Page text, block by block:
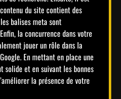
du site contient des
balises meta sont
la concurrence dans votre
jouer un rôle dans la
En mettant en place une
solide et en suivant les bonnes
la présence de votre